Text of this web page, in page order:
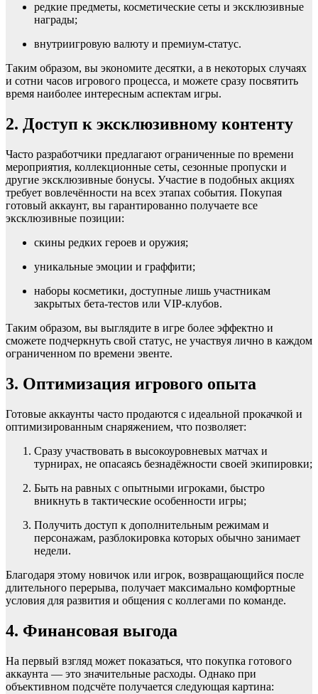
редкие предметы, косметические сеты и эксклюзивные
награды;
внутриигровую валюту и премиум-статус.
Таким образом, вы экономите десятки, а в некоторых случаях
и сотни часов игрового процесса, и можете сразу посвятить
время наиболее интересным аспектам игры.
2. Доступ к эксклюзивному контенту
Часто разработчики предлагают ограниченные по времени
мероприятия, коллекционные сеты, сезонные пропуски и
другие эксклюзивные бонусы. Участие в подобных акциях
требует вовлечённости на всех этапах события. Покупая
готовый аккаунт, вы гарантированно получаете все
эксклюзивные позиции:
скины редких героев и оружия;
уникальные эмоции и граффити;
наборы косметики, доступные лишь участникам
закрытых бета-тестов или VIP-клубов.
Таким образом, вы выглядите в игре более эффектно и
сможете подчеркнуть свой статус, не участвуя лично в каждом
ограниченном по времени эвенте.
3. Оптимизация игрового опыта
Готовые аккаунты часто продаются с идеальной прокачкой и
оптимизированным снаряжением, что позволяет:
Сразу участвовать в высокоуровневых матчах и
турнирах, не опасаясь безнадёжности своей экипировки;
Быть на равных с опытными игроками, быстро
вникнуть в тактические особенности игры;
Получить доступ к дополнительным режимам и
персонажам, разблокировка которых обычно занимает
недели.
Благодаря этому новичок или игрок, возвращающийся после
длительного перерыва, получает максимально комфортные
условия для развития и общения с коллегами по команде.
4. Финансовая выгода
На первый взгляд может показаться, что покупка готового
аккаунта — это значительные расходы. Однако при
объективном подсчёте получается следующая картина: